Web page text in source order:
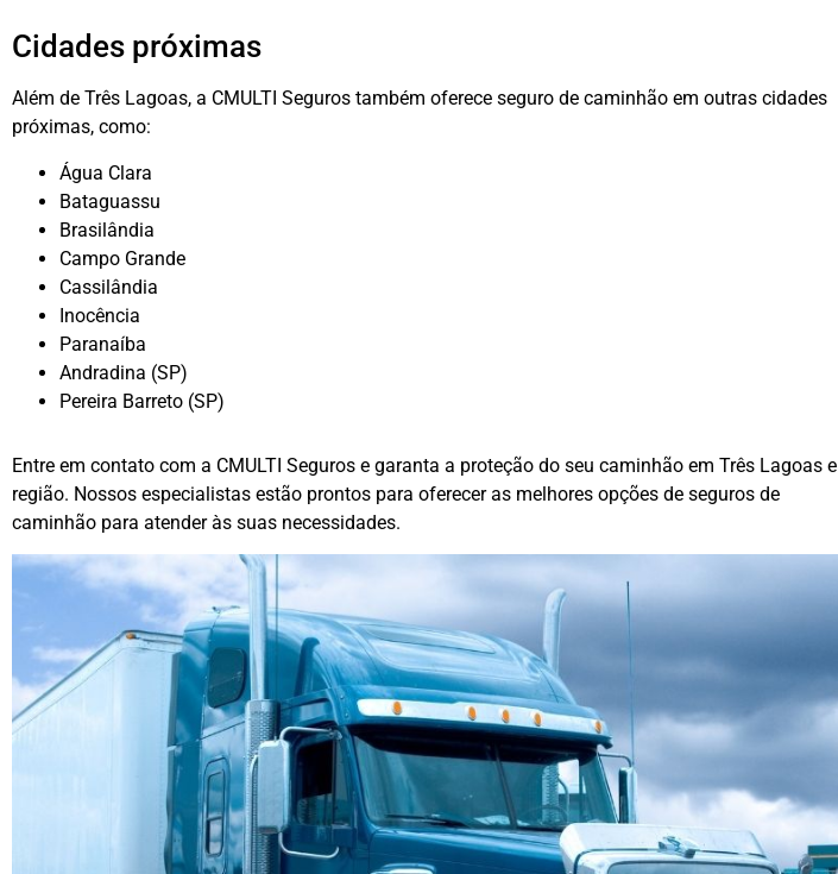
Cidades próximas
Além de Três Lagoas, a CMULTI Seguros também oferece seguro de caminhão em outras cidades
próximas, como:
Água Clara
Bataguassu
Brasilândia
Campo Grande
Cassilândia
Inocência
Paranaíba
Andradina (SP)
Pereira Barreto (SP)
Entre em contato com a CMULTI Seguros e garanta a proteção do seu caminhão em Três Lagoas e
região. Nossos especialistas estão prontos para oferecer as melhores opções de seguros de
caminhão para atender às suas necessidades.